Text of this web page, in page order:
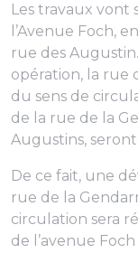
Les travaux
l’Avenue Foch,
rue des
opération, la rue
du sens de
de la rue de la
Augustins,
De ce fait, une
rue de la
circulation sera
de l’avenue